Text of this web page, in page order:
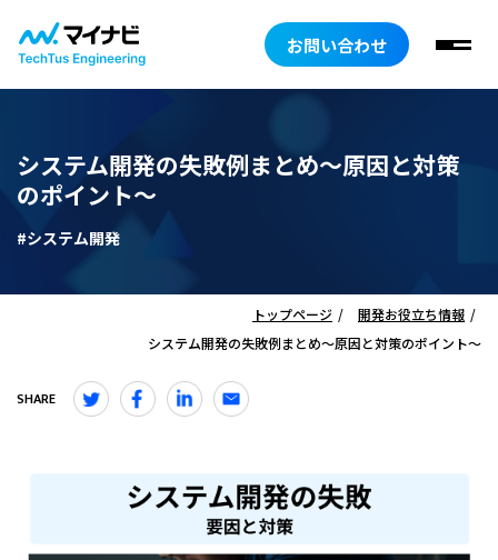
お問い合わせ
システム開発の失敗例まとめ～原因と対策
のポイント～
#システム開発
トップページ
開発お役立ち情報
システム開発の失敗例まとめ～原因と対策のポイント～
SHARE